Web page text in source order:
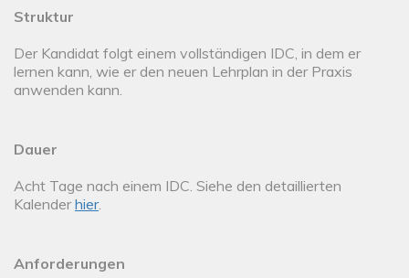
Struktur
Der Kandidat folgt einem vollständigen IDC, in dem er
lernen kann, wie er den neuen Lehrplan in der Praxis
anwenden kann.
Dauer
Acht Tage nach einem IDC. Siehe den detaillierten
Kalenderhier.
Anforderungen